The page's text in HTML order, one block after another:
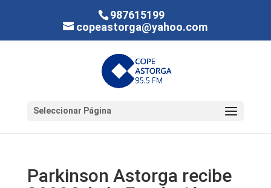
987615199
copeastorga@yahoo.com
Seleccionar Página
Parkinson Astorga recibe